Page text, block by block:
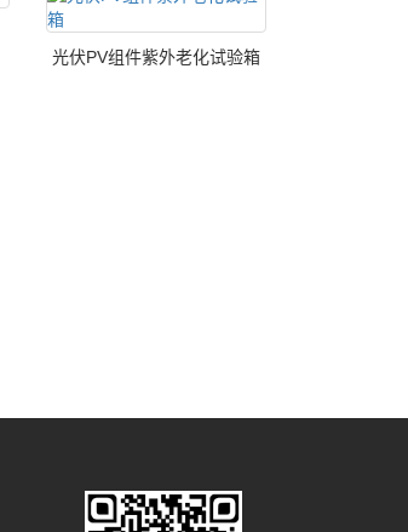
光伏PV组件紫外老化试验箱